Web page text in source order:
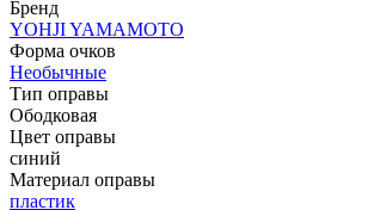
Бренд
YOHJI YAMAMOTO
Форма очков
Необычные
Тип оправы
Ободковая
Цвет оправы
синий
Материал оправы
пластик